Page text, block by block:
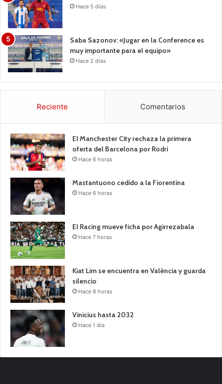
Hace 5 días
Saba Sazonov: «Jugar en la Conference es
muy importante para el equipo»
Hace 2 días
Reciente Comentarios
El Manchester City rechaza la primera
oferta del Barcelona por Rodri
Hace 6 horas
Mastantuono cedido a la Fiorentina
Hace 6 horas
El Racing mueve ficha por Agirrezabala
Hace 7 horas
Kiat Lim se encuentra en València y guarda
silencio
Hace 8 horas
Vinicius hasta 2032
Hace 1 día